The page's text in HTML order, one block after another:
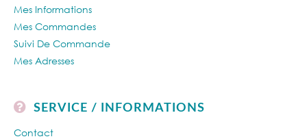
Mes Informations
Mes Commandes
Suivi De Commande
Mes Adresses
SERVICE / INFORMATIONS
Contact